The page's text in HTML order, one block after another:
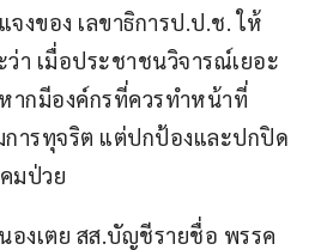
งของ เลขาธิการป.ป.ช. ให้
า เมื่อประชาชนวิจารณ์เยอะ
ากมีองค์กรที่ควรทำหน้าที่
ารทุจริต แต่ปกป้องและปกปิด
มป่วย
องเตย สส.บัญชีรายชื่อ พรรค